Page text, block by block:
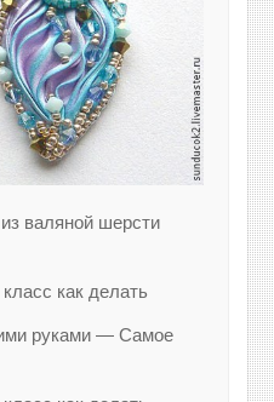
валяной шерсти
руками — Самое